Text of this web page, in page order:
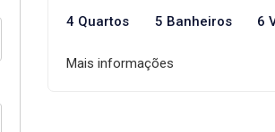
4 Quartos 5 Banheiros 6
Mais informações